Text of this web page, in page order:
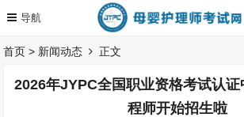
首页 > 新闻动态 正文
2026年JYPC全国职业资格考试认
程师开始招生啦